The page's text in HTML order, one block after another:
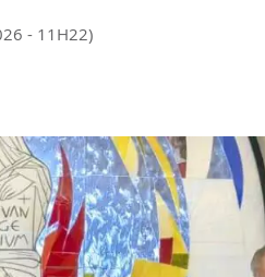
- 11H22)